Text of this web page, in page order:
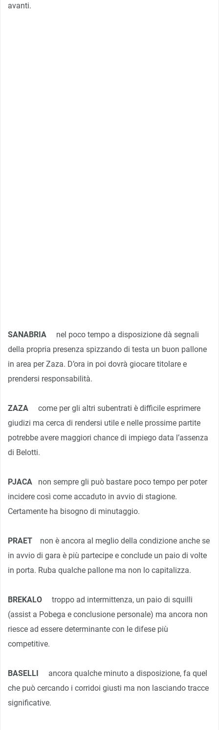
avanti.
SANABRIA nel poco tempo a disposizione dà segnali
della propria presenza spizzando di testa un buon pallone
in area per Zaza. D’ora in poi dovrà giocare titolare e
prendersi responsabilità.
ZAZA come per gli altri subentrati è difficile esprimere
giudizi ma cerca di rendersi utile e nelle prossime partite
potrebbe avere maggiori chance di impiego data l’assenza
di Belotti.
PJACA non sempre gli può bastare poco tempo per poter
incidere così come accaduto in avvio di stagione.
Certamente ha bisogno di minutaggio.
PRAET non è ancora al meglio della condizione anche se
in avvio di gara è più partecipe e conclude un paio di volte
in porta. Ruba qualche pallone ma non lo capitalizza.
BREKALO troppo ad intermittenza, un paio di squilli
(assist a Pobega e conclusione personale) ma ancora non
riesce ad essere determinante con le difese più
competitive.
BASELLI ancora qualche minuto a disposizione, fa quel
che può cercando i corridoi giusti ma non lasciando tracce
significative.